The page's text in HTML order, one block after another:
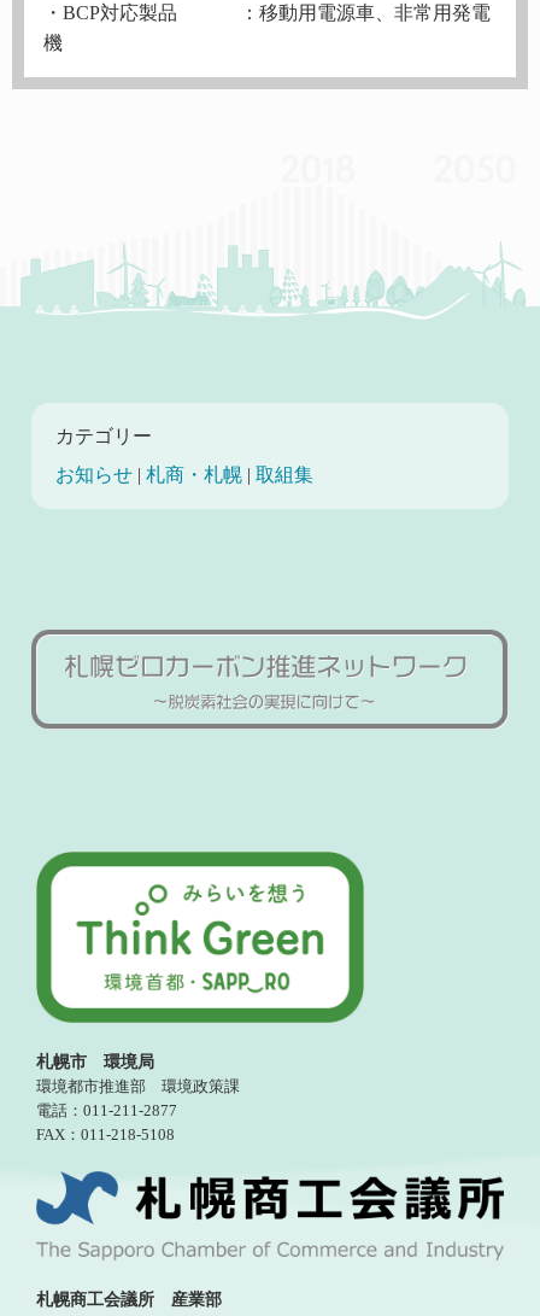
・BCP対応製品 ：移動用電源車、非常用発電
機
カテゴリー
お知らせ |札商・札幌 |取組集
札幌市 環境局
環境都市推進部 環境政策課
電話：011-211-2877
FAX：011-218-5108
札幌商工会議所 産業部